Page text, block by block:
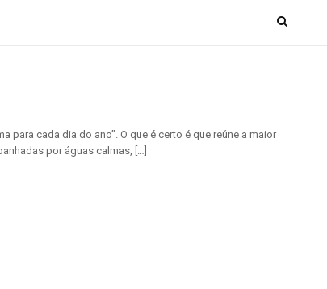
para cada dia do ano”. O que é certo é que reúne a maior
por águas calmas, […]